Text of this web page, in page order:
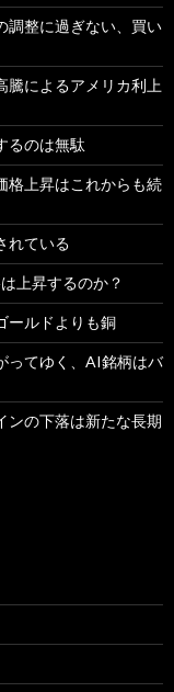
調整に過ぎない、買い
騰によるアメリカ利上
るのは無駄
格上昇はこれからも続
れている
上昇するのか？
ールドよりも銅
ってゆく、AI銘柄はバ
ンの下落は新たな長期